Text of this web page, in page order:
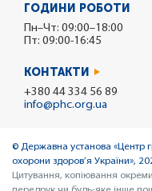
ГОДИНИ РОБОТИ
Пн–Чт: 09:00–18:00
Пт: 09:00-16:45
КОНТАКТИ
+380 44 334 56 89
info@phc.org.ua
© Державна установа «Центр
охорони здоров’я України»,
Цитування, копіювання